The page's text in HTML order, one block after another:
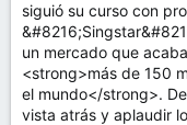
siguió su curso con
un mercado que
<strong>más de 150
el mundo</strong>.
vista atrás y aplaudir